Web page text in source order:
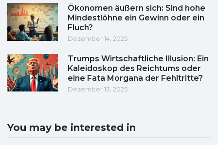
Ökonomen äußern sich: Sind hohe
Mindestlöhne ein Gewinn oder ein
Fluch?
Dezember 14, 2025
Trumps Wirtschaftliche Illusion: Ein
Kaleidoskop des Reichtums oder
eine Fata Morgana der Fehltritte?
Dezember 13, 2025
You may be interested in